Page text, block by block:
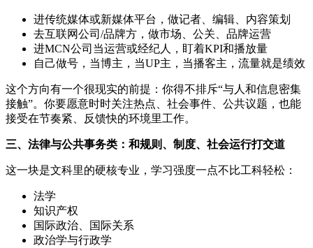
进传统媒体或新媒体平台，做记者、编辑、内容策划
去互联网公司/品牌方，做市场、公关、品牌运营
进MCN公司当运营或经纪人，盯着KPI和播放量
自己做号，当博主，当UP主，当播客主，流量就是绩效
这个方向有一个很现实的前提：你得不排斥“与人和信息密集
接触”。你要愿意时时关注热点、社会事件、公共议题，也能
接受在节奏紧、反馈快的环境里工作。
三、法律与公共事务类：和规则、制度、社会运行打交道
这一块是文科里的硬核专业，学习强度一点不比工科轻松：
法学
知识产权
国际政治、国际关系
政治学与行政学